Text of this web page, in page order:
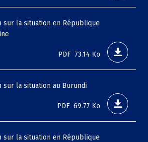
sur la situation en République
PDF 73.14 Ko
sur la situation au Burundi
PDF 69.77 Ko
sur la situation en République